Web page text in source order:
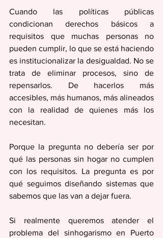
Cuando las políticas públicas
condicionan derechos básicos a
requisitos que muchas personas no
pueden cumplir, lo que se está haciendo
es institucionalizar la desigualdad. No se
trata de eliminar procesos, sino de
repensarlos. De hacerlos más
accesibles, más humanos, más alineados
con la realidad de quienes más los
necesitan.
Porque la pregunta no debería ser por
qué las personas sin hogar no cumplen
con los requisitos. La pregunta es por
qué seguimos diseñando sistemas que
sabemos que las van a dejar fuera.
Si realmente queremos atender el
problema del sinhogarismo en Puerto